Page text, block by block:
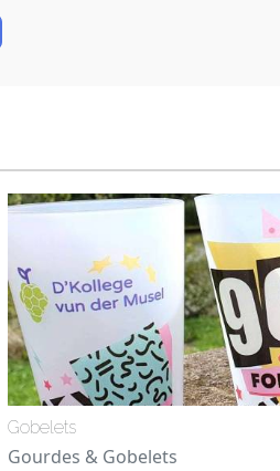
Gobelets
Gourdes & Gobelets